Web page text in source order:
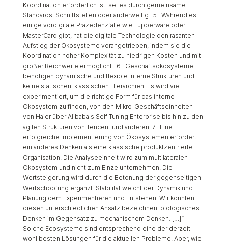
Koordination erforderlich ist, sei es durch gemeinsame
Standards, Schnittstellen oder anderweitig.
5. Während es
einige vordigitale Präzedenzfälle wie Tupperware oder
MasterCard gibt, hat die digitale Technologie den rasanten
Aufstieg der Ökosysteme vorangetrieben, indem sie die
Koordination hoher Komplexität zu niedrigen Kosten und mit
großer Reichweite ermöglicht.
6. Geschäftsökosysteme
benötigen dynamische und flexible interne Strukturen und
keine statischen, klassischen Hierarchien. Es wird viel
experimentiert, um die richtige Form für das interne
Ökosystem zu finden, von den Mikro-Geschäftseinheiten
von Haier über Alibaba's Self Tuning Enterprise bis hin zu den
agilen Strukturen von Tencent und anderen. 7. Eine
erfolgreiche Implementierung von Ökosystemen erfordert
ein anderes Denken als eine klassische produktzentrierte
Organisation. Die Analyseeinheit wird zum multilateralen
Ökosystem und nicht zum Einzelunternehmen. Die
Wertsteigerung wird durch die Betonung der gegenseitigen
Wertschöpfung ergänzt. Stabilität weicht der Dynamik und
Planung dem Experimentieren und Entstehen. Wir könnten
diesen unterschiedlichen Ansatz bezeichnen, biologisches
Denken im Gegensatz zu mechanischem Denken. […]“
Solche Ecosysteme sind entsprechend eine der derzeit
wohl besten Lösungen für die aktuellen Probleme. Aber, wie